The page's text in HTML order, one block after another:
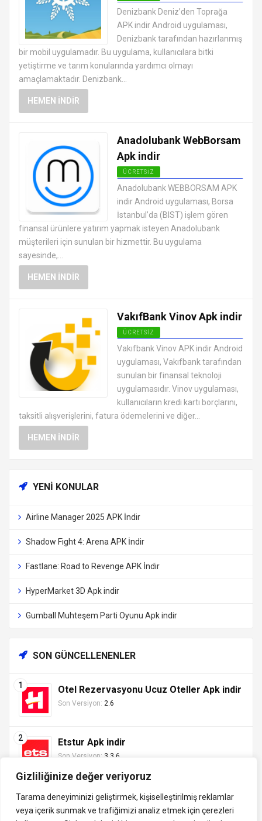
Gizliliğinize değer veriyoruz
Tarama deneyiminizi geliştirmek, kişiselleştirilmiş reklamlar
veya içerik sunmak ve trafiğimizi analiz etmek için çerezleri
ANDROID FINANS UYGULAMALARI
APK
Denizbank Deniz’den Toprağa
APK indir Android uygulaması,
Denizbank tarafından hazırlanmış
bir mobil uygulamadır. Bu uygulama, kullanıcılara bitki
yetiştirme ve tarım konularında yardımcı olmayı
amaçlamaktadır. Denizbank...
HEMEN İNDIR
Anadolubank WebBorsam
Apk indir
ÜCRETSIZ
ANDROID FINANS UYGULAMALARI
APK
Anadolubank WEBBORSAM APK
indir Android uygulaması, Borsa
İstanbul’da (BIST) işlem gören
finansal ürünlere yatırım yapmak isteyen Anadolubank
müşterileri için sunulan bir hizmettir. Bu uygulama
sayesinde,...
HEMEN İNDIR
VakıfBank Vinov Apk indir
ÜCRETSIZ
ANDROID FINANS UYGULAMALARI
APK
Vakıfbank Vinov APK indir Android
uygulaması, Vakıfbank tarafından
sunulan bir finansal teknoloji
uygulamasıdır. Vinov uygulaması,
kullanıcıların kredi kartı borçlarını,
taksitli alışverişlerini, fatura ödemelerini ve diğer...
HEMEN İNDIR
YENI KONULAR
Airline Manager 2025 APK İndir
Shadow Fight 4: Arena APK İndir
Fastlane: Road to Revenge APK İndir
HyperMarket 3D Apk indir
Gumball Muhteşem Parti Oyunu Apk indir
SON GÜNCELLENENLER
Otel Rezervasyonu Ucuz Oteller Apk indir
Son Versiyon: 2.6
Etstur Apk indir
Son Versiyon: 3.3.6